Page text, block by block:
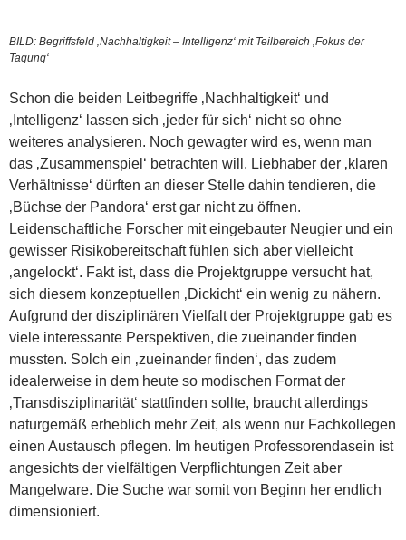
BILD: Begriffsfeld ‚Nachhaltigkeit – Intelligenz‘ mit Teilbereich ‚Fokus der
Tagung‘
Schon die beiden Leitbegriffe ‚Nachhaltigkeit‘ und
‚Intelligenz‘ lassen sich ‚jeder für sich‘ nicht so ohne
weiteres analysieren. Noch gewagter wird es, wenn man
das ‚Zusammenspiel‘ betrachten will. Liebhaber der ‚klaren
Verhältnisse‘ dürften an dieser Stelle dahin tendieren, die
‚Büchse der Pandora‘ erst gar nicht zu öffnen.
Leidenschaftliche Forscher mit eingebauter Neugier und ein
gewisser Risikobereitschaft fühlen sich aber vielleicht
‚angelockt‘. Fakt ist, dass die Projektgruppe versucht hat,
sich diesem konzeptuellen ‚Dickicht‘ ein wenig zu nähern.
Aufgrund der disziplinären Vielfalt der Projektgruppe gab es
viele interessante Perspektiven, die zueinander finden
mussten. Solch ein ‚zueinander finden‘, das zudem
idealerweise in dem heute so modischen Format der
‚Transdisziplinarität‘ stattfinden sollte, braucht allerdings
naturgemäß erheblich mehr Zeit, als wenn nur Fachkollegen
einen Austausch pflegen. Im heutigen Professorendasein ist
angesichts der vielfältigen Verpflichtungen Zeit aber
Mangelware. Die Suche war somit von Beginn her endlich
dimensioniert.